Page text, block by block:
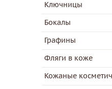
Ключницы
Бокалы
Графины
Фляги в коже
Кожаные